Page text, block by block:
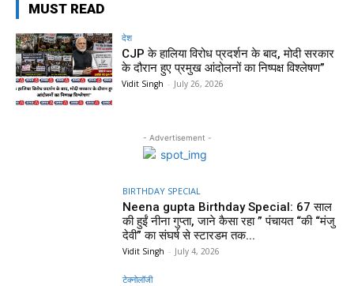
MUST READ
देश
CJP के हालिया विरोध प्रदर्शन के बाद, मोदी सरकार
के दौरान हुए प्रमुख आंदोलनों का निष्पक्ष विश्लेषण”
Vidit Singh - July 26, 2026
- Advertisement -
BIRTHDAY SPECIAL
Neena gupta Birthday Special: 67 साल
की हुईं नीना गुप्ता, जाने कैसा रहा ” पंचायत “की “मंजु
देवी” का संघर्ष से स्टारडम तक...
Vidit Singh - July 4, 2026
टेक्नोलॉजी